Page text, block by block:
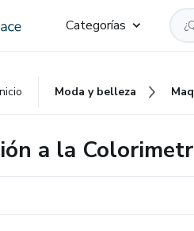
Categorías
Moda y belleza
a la